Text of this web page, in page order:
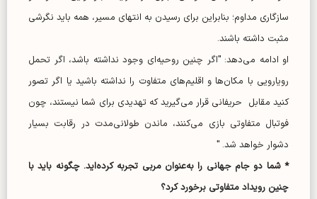
سازگاری مداوم؛ بنابراین برای رسیدن به انتهای مسیر، همه باید نگرشی
مثبت داشته باشند.
او ادامه می‌دهد: "اگر چنین روحیه‌ای وجود نداشته باشد، اگر تحمل
رویارویی با مکان‌ها و اقلیم‌های متفاوت را نداشته باشید یا اگر تصور
کنید مقابل حریفانی قرار می‌گیرید که تهدیدی برای شما نیستند، چون
فوتبال متفاوتی بازی می‌کنند، ماندن طولانی‌مدت در رقابت بسیار
دشوار خواهد شد. "
* شما دو جام جهانی را به‌عنوان مربی تجربه کرده‌اید. چگونه باید با
چنین رویداد متفاوتی برخورد کرد؟